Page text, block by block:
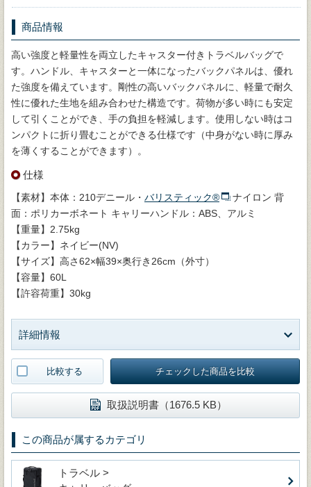
商品情報
高い強度と軽量性を両立したキャスター付きトラベルバッグで
す。ハンドル、キャスターと一体になったバックパネルは、優れ
た強度を備えています。剛性の高いバックパネルに、軽量で耐久
性に優れた生地を組み合わせた構造です。荷物が多い時にも安定
して引くことができ、手の負担を軽減します。使用しない時はコ
ンパクトに折り畳むことができる仕様です（中身がない時に厚み
を薄くすることができます）。
仕様
【素材】本体：210デニール・ バリスティック®
ナイロン 背
面：ポリカーボネート キャリーハンドル：ABS、アルミ
【重量】2.75kg
【カラー】ネイビー(NV)
【サイズ】高さ62×幅39×奥行き26cm（外寸）
【容量】60L
【許容荷重】30kg
詳細情報
比較する チェックした商品を比較
取扱説明書（1676.5 KB）
この商品が属するカテゴリ
トラベル >